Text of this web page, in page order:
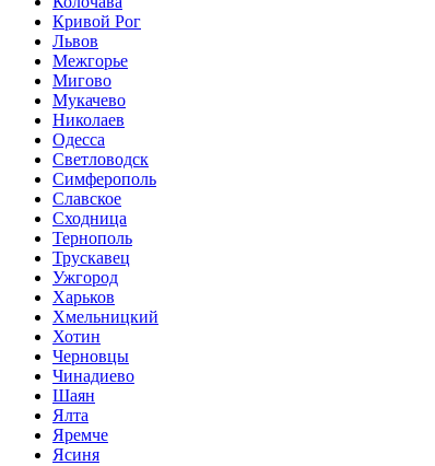
Кривой Рог
Львов
Межгорье
Мигово
Мукачево
Николаев
Одесса
Светловодск
Симферополь
Славское
Сходница
Тернополь
Трускавец
Ужгород
Харьков
Хмельницкий
Хотин
Черновцы
Чинадиево
Шаян
Ялта
Яремче
Ясиня